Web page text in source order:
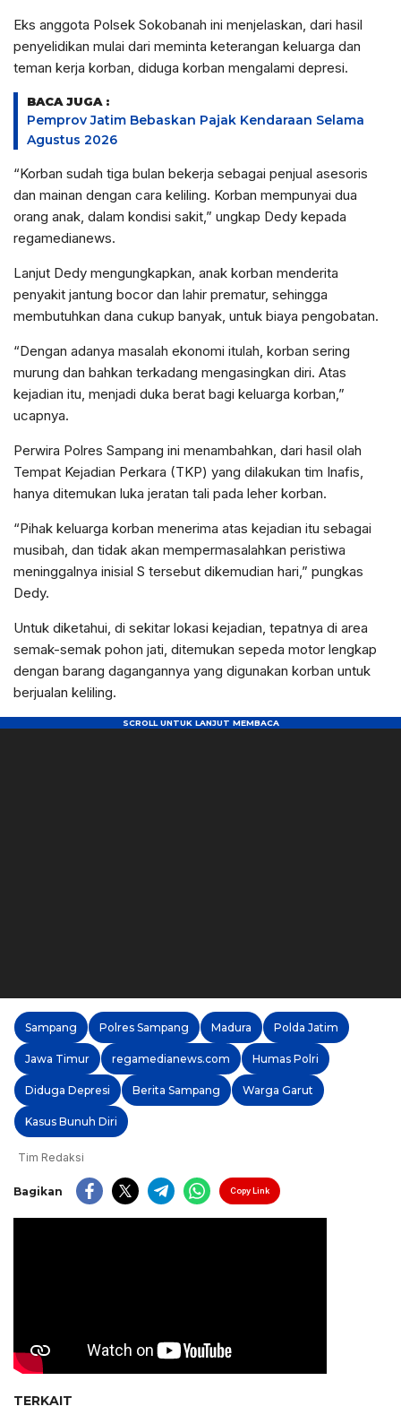
Eks anggota Polsek Sokobanah ini menjelaskan, dari hasil
penyelidikan mulai dari meminta keterangan keluarga dan
teman kerja korban, diduga korban mengalami depresi.
BACA JUGA :
Pemprov Jatim Bebaskan Pajak Kendaraan Selama
Agustus 2026
“Korban sudah tiga bulan bekerja sebagai penjual asesoris
dan mainan dengan cara keliling. Korban mempunyai dua
orang anak, dalam kondisi sakit,” ungkap Dedy kepada
regamedianews.
Lanjut Dedy mengungkapkan, anak korban menderita
penyakit jantung bocor dan lahir prematur, sehingga
membutuhkan dana cukup banyak, untuk biaya pengobatan.
“Dengan adanya masalah ekonomi itulah, korban sering
murung dan bahkan terkadang mengasingkan diri. Atas
kejadian itu, menjadi duka berat bagi keluarga korban,”
ucapnya.
Perwira Polres Sampang ini menambahkan, dari hasil olah
Tempat Kejadian Perkara (TKP) yang dilakukan tim Inafis,
hanya ditemukan luka jeratan tali pada leher korban.
“Pihak keluarga korban menerima atas kejadian itu sebagai
musibah, dan tidak akan mempermasalahkan peristiwa
meninggalnya inisial S tersebut dikemudian hari,” pungkas
Dedy.
Untuk diketahui, di sekitar lokasi kejadian, tepatnya di area
semak-semak pohon jati, ditemukan sepeda motor lengkap
dengan barang dagangannya yang digunakan korban untuk
berjualan keliling.
Sampang Polres Sampang Madura Polda Jatim
Jawa Timur regamedianews.com Humas Polri
Diduga Depresi Berita Sampang Warga Garut
Kasus Bunuh Diri
Tim Redaksi
Bagikan Copy Link
TERKAIT